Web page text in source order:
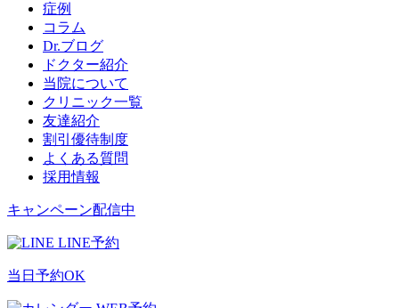
症例
コラム
Dr.ブログ
ドクター紹介
当院について
クリニック一覧
友達紹介
割引優待制度
よくある質問
採用情報
キャンペーン配信中
LINE予約
当日予約OK